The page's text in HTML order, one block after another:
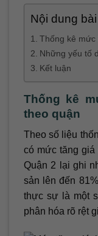
Nội dung
Thống kê mức
Những yếu tố
Kết luận
Thống kê
theo quận
Theo số liệu
có mức tăng
Quận 2 lại ghi
sản lên đến
thực sự là một
phân hóa rõ rệt